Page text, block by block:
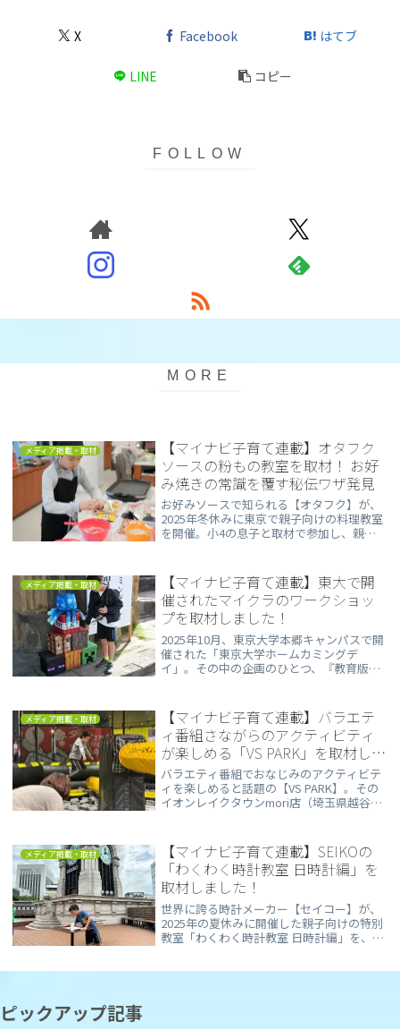
X Facebook はてブ
LINE コピー
メディア掲載・取材
【マイナビ子育て連載】オタフク
ソースの粉もの教室を取材！ お好
み焼きの常識を覆す秘伝ワザ発見
お好みソースで知られる【オタフク】が、
2025年冬休みに東京で親子向けの料理教室
を開催。小4の息子と取材で参加し、親子
ジオ」（東京・江東区）では学校の長期休
みに親子向けイベントを実施しているた
め、気になる方は公式㏋で開催情報をチェ
ックしてみてください。
メディア掲載・取材
【マイナビ子育て連載】東大で開
催されたマイクラのワークショッ
プを取材しました！
2025年10月、東京大学本郷キャンパスで開
催された「東京大学ホームカミングデ
イ」。その中の企画のひとつ、『教育版マ
きました。豪華な講師陣から直接レクチャ
ーを受け、参加者した子どもたち同士で協
力しながら東大の歴史を“マイクラの世
界”で形にしていく時間は、まさに学びの熱
気が満ちる時間でした。
メディア掲載・取材
【マイナビ子育て連載】バラエテ
ィ番組さながらのアクティビティ
が楽しめる「VS PARK」を取材しま
した！
バラエティ番組でおなじみのアクティビテ
ィを楽しめると話題の【VS PARK】。その
イオンレイクタウンmori店（埼玉県越谷
屋内型だから、雨の日のお出かけにもぴっ
たりです👍
メディア掲載・取材
【マイナビ子育て連載】SEIKOの
「わくわく時計教室 日時計編」を
取材しました！
世界に誇る時計メーカー【セイコー】が、
2025年の夏休みに開催した親子向けの特別
教室「わくわく時計教室 日時計編」を、息
ピックアップ記事